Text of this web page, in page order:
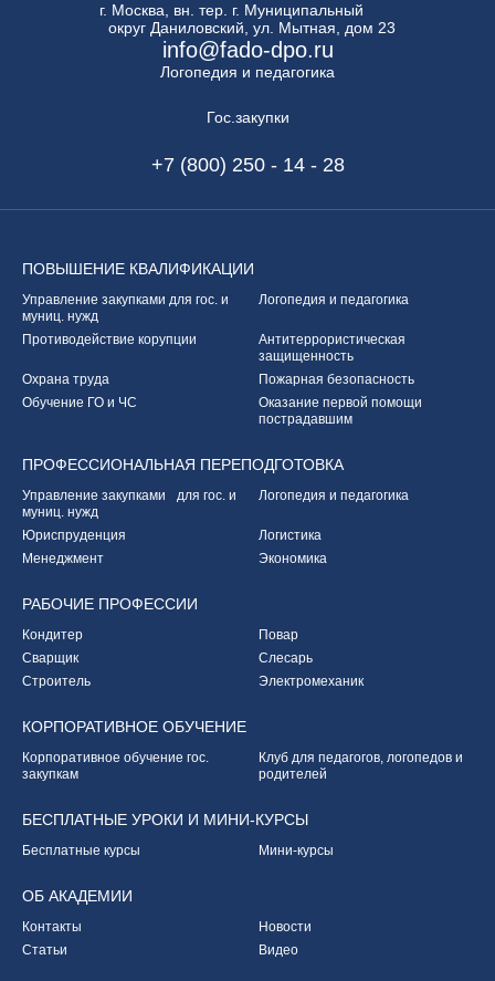
г. Москва, вн. тер. г. Муниципальный
округ Даниловский, ул. Мытная, дом 23
info@fado-dpo.ru
Логопедия и педагогика
Гос.закупки
+7 (800) 250 - 14 - 28
ПОВЫШЕНИЕ КВАЛИФИКАЦИИ
Управление закупками для гос. и
муниц. нужд
Логопедия и педагогика
Противодействие корупции
Антитеррористическая
защищенность
Охрана труда
Пожарная безопасность
Обучение ГО и ЧС
Оказание первой помощи
пострадавшим
ПРОФЕССИОНАЛЬНАЯ ПЕРЕПОДГОТОВКА
Управление закупками для гос. и
муниц. нужд
Логопедия и педагогика
Юриспруденция
Логистика
Менеджмент
Экономика
РАБОЧИЕ ПРОФЕССИИ
Кондитер
Повар
Сварщик
Слесарь
Строитель
Электромеханик
КОРПОРАТИВНОЕ ОБУЧЕНИЕ
Корпоративное обучение гос.
закупкам
Клуб для педагогов, логопедов и
родителей
БЕСПЛАТНЫЕ УРОКИ И МИНИ-КУРСЫ
Бесплатные курсы Мини-курсы
ОБ АКАДЕМИИ
Контакты
Новости
Статьи
Видео